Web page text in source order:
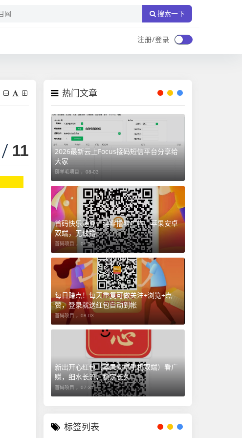
搜索一下
注册/登录
11
热门文章
2026最新云上Focus接码短信平台分享给
大家
薅羊毛项目 ， 08-03
首码快乐速算，纯零撸看广告，苹果安卓
双端，无线撸
首码项目 ， 08-05
每日赚点！每天重复可做关注+浏览+点
赞，登录就送红包自动到帐
首码项目 ， 08-03
新出开心红包（苹果安卓手机双端）看广
赚，细水长流，稳定长久
首码项目 ， 07-31
标签列表